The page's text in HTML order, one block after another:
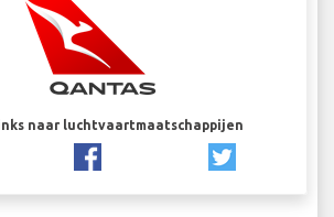
naar luchtvaartmaatschappijen